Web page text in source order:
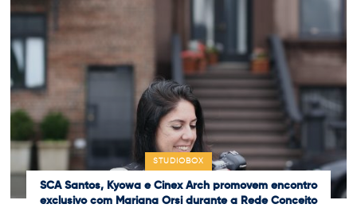
STUDIOBOX
SCA Santos, Kyowa e Cinex Arch promovem encontro
exclusivo com Mariana Orsi durante a Rede Conceito